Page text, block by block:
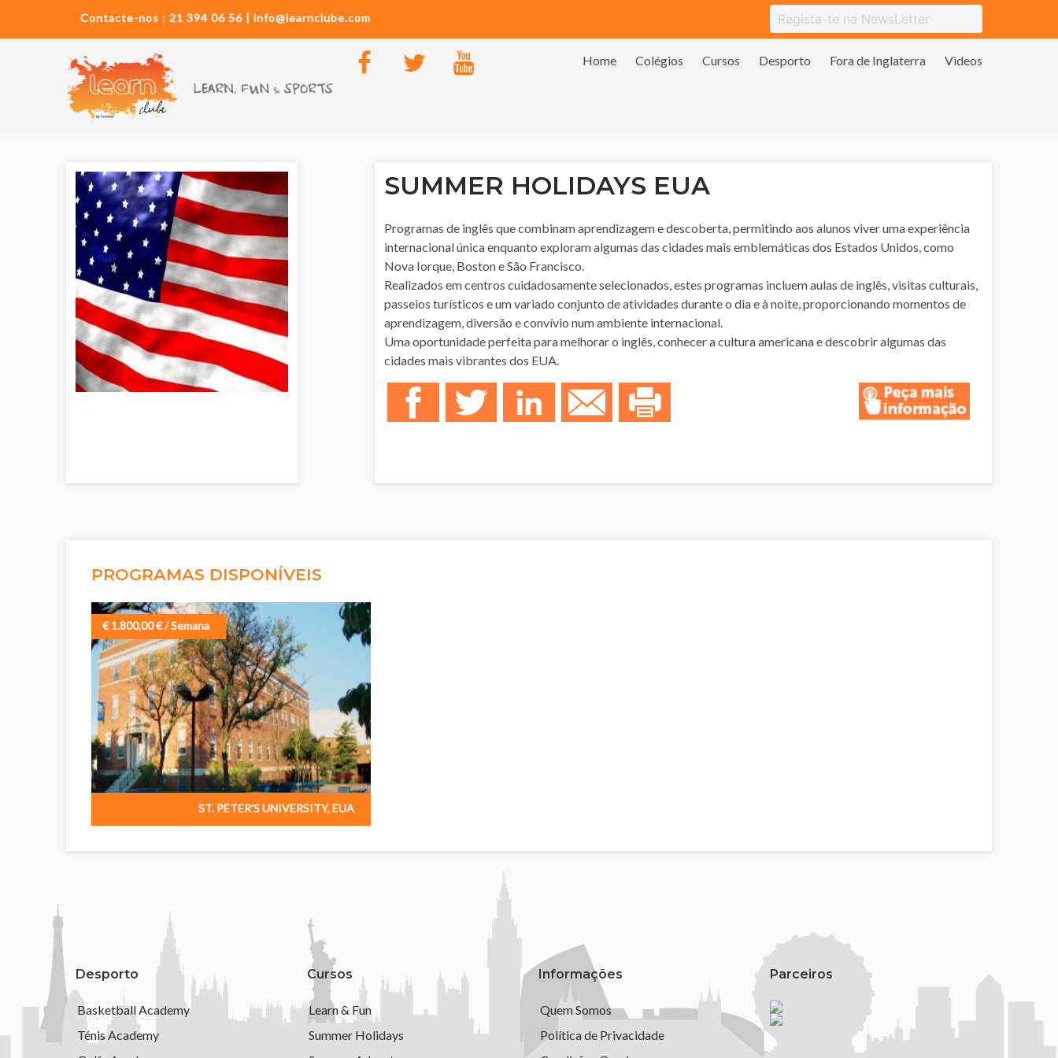
Contacte-nos : 21 394 06 56 | info@learnclube.com
Home Colégios Cursos Desporto Fora de Inglaterra Videos
SUMMER HOLIDAYS EUA
Programas de inglês que combinam aprendizagem e descoberta, permitindo aos alunos viver uma experiência
internacional única enquanto exploram algumas das cidades mais emblemáticas dos Estados Unidos, como
Nova Iorque, Boston e São Francisco.
Realizados em centros cuidadosamente selecionados, estes programas incluem aulas de inglês, visitas culturais,
passeios turísticos e um variado conjunto de atividades durante o dia e à noite, proporcionando momentos de
aprendizagem, diversão e convívio num ambiente internacional.
Uma oportunidade perfeita para melhorar o inglês, conhecer a cultura americana e descobrir algumas das
cidades mais vibrantes dos EUA.
PROGRAMAS DISPONÍVEIS
€ 1.800,00 € / Semana
ST. PETER’S UNIVERSITY, EUA
Desporto
Basketball Academy
Ténis Academy
Cursos
Learn & Fun
Summer Holidays
Informações
Quem Somos
Política de Privacidade
Parceiros